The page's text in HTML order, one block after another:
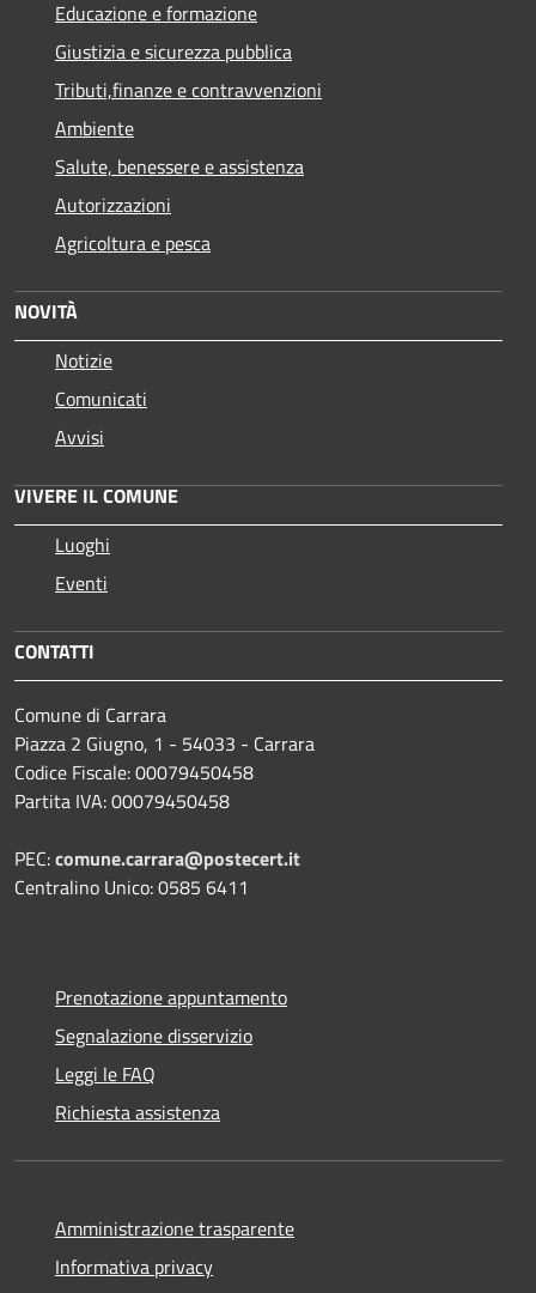
Educazione e formazione
Giustizia e sicurezza pubblica
Tributi,finanze e contravvenzioni
Ambiente
Salute, benessere e assistenza
Autorizzazioni
Agricoltura e pesca
NOVITÀ
Notizie
Comunicati
Avvisi
VIVERE IL COMUNE
Luoghi
Eventi
CONTATTI
Comune di Carrara
Piazza 2 Giugno, 1 - 54033 - Carrara
Codice Fiscale: 00079450458
Partita IVA: 00079450458
PEC:comune.carrara@postecert.it
Centralino Unico: 0585 6411
Prenotazione appuntamento
Segnalazione disservizio
Leggi le FAQ
Richiesta assistenza
Amministrazione trasparente
Informativa privacy